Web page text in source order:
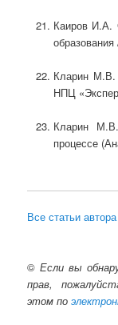
Каиров И.А.
Кларин М.В.
НПЦ
Кларин
процессе
Все статьи
© Если вы
прав,
этом по